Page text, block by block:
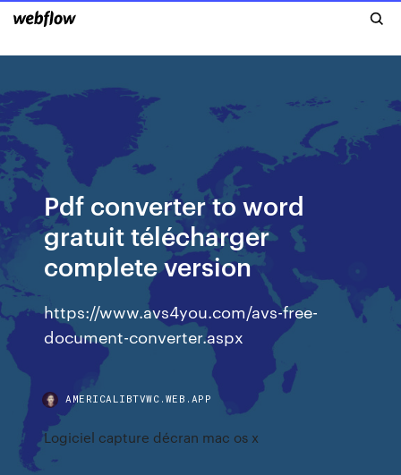
Pdf converter to word
gratuit télécharger
complete version
https://www.avs4you.com/avs-free-
document-converter.aspx
AMERICALIBTVWC.WEB.APP
Logiciel capture décran mac os x